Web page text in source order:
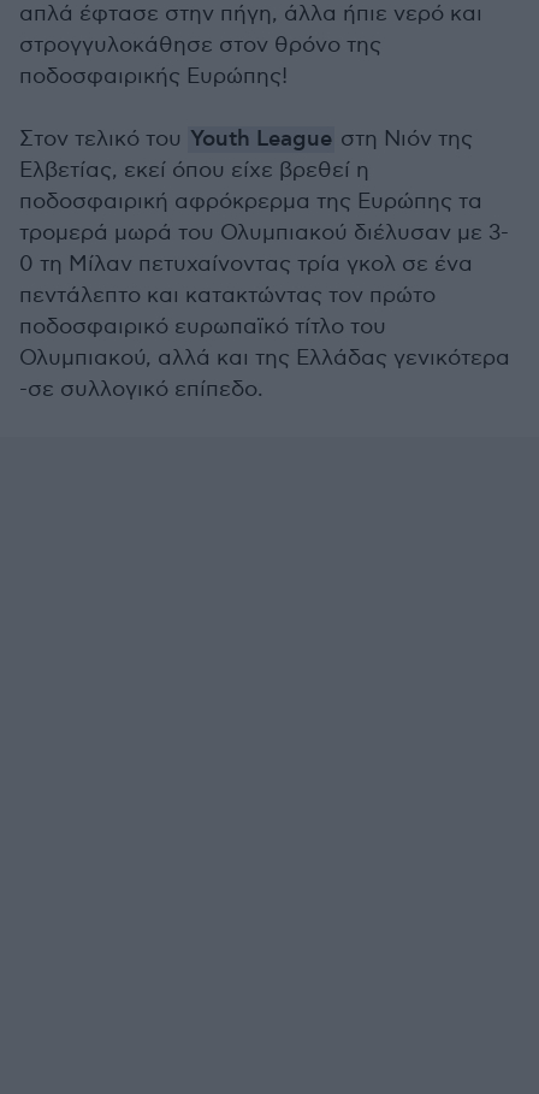
απλά έφτασε στην πήγη, άλλα ήπιε νερό και
στρογγυλοκάθησε στον θρόνο της
ποδοσφαιρικής Ευρώπης!
Στον τελικό του Youth League στη Νιόν της
Ελβετίας, εκεί όπου είχε βρεθεί η
ποδοσφαιρική αφρόκρερμα της Ευρώπης τα
τρομερά μωρά του Ολυμπιακού διέλυσαν με 3-
0 τη Μίλαν πετυχαίνοντας τρία γκολ σε ένα
πεντάλεπτο και κατακτώντας τον πρώτο
ποδοσφαιρικό ευρωπαϊκό τίτλο του
Ολυμπιακού, αλλά και της Ελλάδας γενικότερα
-σε συλλογικό επίπεδο.